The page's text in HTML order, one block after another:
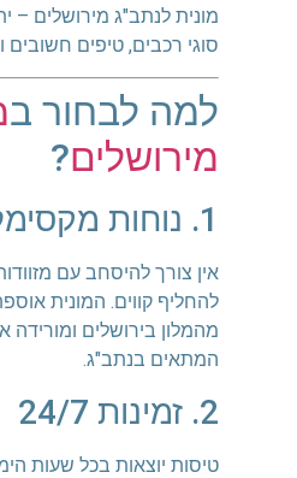
מונית לנתב"ג מירושלים –
סוגי רכבים, טיפים חשובים
למה לבחור ב
מירושלים?
1. נוחות מקסימלית מדלת לדלת
אין צורך להיסחב עם
להחליף קווים. המונית
מהמלון בירושלים
המתאים בנתב"ג.
2. זמינות 24/7
טיסות יוצאות בכל שעות